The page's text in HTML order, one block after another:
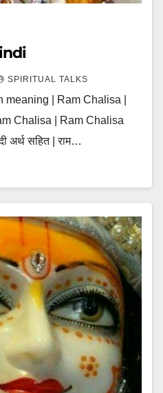
SPIRITUAL TALKS
| Ram Chalisa |
Chalisa | Ram Chalisa
अर्थ सहित | राम…